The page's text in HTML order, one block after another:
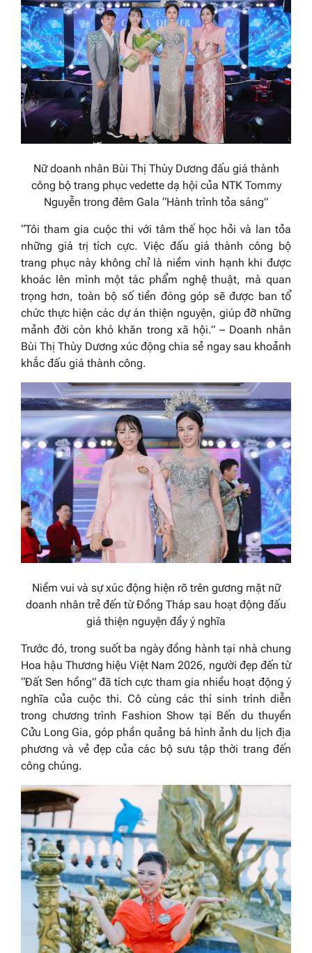
Nữ doanh nhân Bùi Thị Thùy Dương đấu giá thành
công bộ trang phục vedette dạ hội của NTK Tommy
Nguyễn trong đêm Gala “Hành trình tỏa sáng”
“Tôi tham gia cuộc thi với tâm thế học hỏi và lan tỏa
những giá trị tích cực. Việc đấu giá thành công bộ
trang phục này không chỉ là niềm vinh hạnh khi được
khoác lên mình một tác phẩm nghệ thuật, mà quan
trọng hơn, toàn bộ số tiền đóng góp sẽ được ban tổ
chức thực hiện các dự án thiện nguyện, giúp đỡ những
mảnh đời còn khó khăn trong xã hội.” – Doanh nhân
Bùi Thị Thùy Dương xúc động chia sẻ ngay sau khoảnh
khắc đấu giá thành công.
Niềm vui và sự xúc động hiện rõ trên gương mặt nữ
doanh nhân trẻ đến từ Đồng Tháp sau hoạt động đấu
giá thiện nguyện đầy ý nghĩa
Trước đó, trong suốt ba ngày đồng hành tại nhà chung
Hoa hậu Thương hiệu Việt Nam 2026, người đẹp đến từ
“Đất Sen hồng” đã tích cực tham gia nhiều hoạt động ý
nghĩa của cuộc thi. Cô cùng các thí sinh trình diễn
trong chương trình Fashion Show tại Bến du thuyền
Cửu Long Gia, góp phần quảng bá hình ảnh du lịch địa
phương và vẻ đẹp của các bộ sưu tập thời trang đến
công chúng.